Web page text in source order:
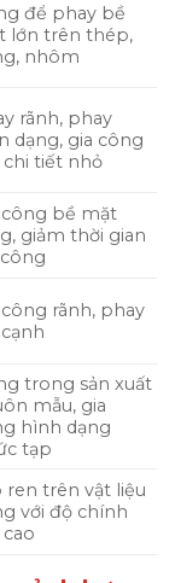
để phay bề
lớn trên thép,
nhôm
rãnh, phay
dạng, gia công
chi tiết nhỏ
công bề mặt
giảm thời gian
công rãnh, phay
trong sản xuất
mẫu, gia
hình dạng
tạp
ren trên vật liệu
với độ chính
cao